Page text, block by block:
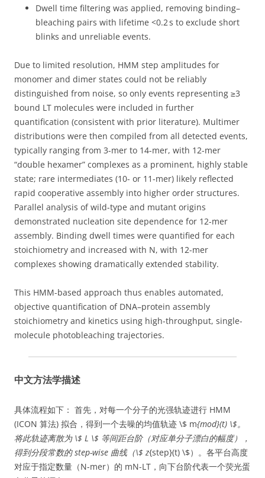
Dwell time filtering was applied, removing binding–
bleaching pairs with lifetime <0.2 s to exclude short
blinks and unreliable events.
Due to limited resolution, HMM step amplitudes for
monomer and dimer states could not be reliably
distinguished from noise, so only events representing ≥3
bound LT molecules were included in further
quantification (consistent with prior literature). Multimer
distributions were then compiled from all detected events,
typically ranging from 3-mer to 14-mer, with 12-mer
“double hexamer” complexes as a prominent, highly stable
state; rare intermediates (10- or 11-mer) likely reflected
rapid cooperative assembly into higher order structures.
Parallel analysis of wild-type and mutant origins
demonstrated nucleation site dependence for 12-mer
assembly. Binding dwell times were quantified for each
stoichiometry and increased with N, with 12-mer
complexes showing dramatically extended stability.
This HMM-based approach thus enables automated,
objective quantification of DNA–protein assembly
stoichiometry and kinetics using high-throughput, single-
molecule photobleaching trajectories.
中文方法学描述
具体流程如下： 首先，对每一个分子的光强轨迹进行 HMM
(ICON 算法) 拟合，得到一个去噪的均值轨迹 \$ m{mod}(t) \$。
将此轨迹离散为 \$ L \$ 等间距台阶（对应单分子漂白的幅度），
得到分段常数的 step-wise 曲线（\$ z{step}(t) \$）。各平台高度
对应于指定数量（N-mer）的 mN-LT，向下台阶代表一个荧光蛋